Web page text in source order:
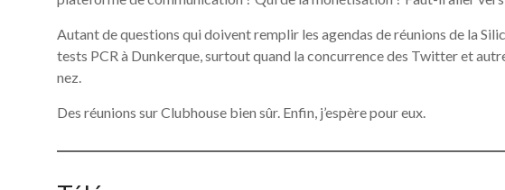
Autant de questions qui doivent remplir les agendas de réunions de la
tests PCR à Dunkerque, surtout quand la concurrence des Twitter et
nez.
Des réunions sur Clubhouse bien sûr. Enfin, j’espère pour eux.